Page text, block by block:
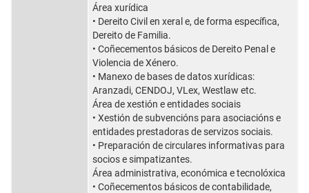
Área xurídica
• Dereito Civil en xeral e, de forma específica,
Dereito de Familia.
• Coñecementos básicos de Dereito Penal e
Violencia de Xénero.
• Manexo de bases de datos xurídicas:
Aranzadi, CENDOJ, VLex, Westlaw etc.
Área de xestión e entidades sociais
• Xestión de subvencións para asociacións e
entidades prestadoras de servizos sociais.
• Preparación de circulares informativas para
socios e simpatizantes.
Área administrativa, económica e tecnolóxica
• Coñecementos básicos de contabilidade,